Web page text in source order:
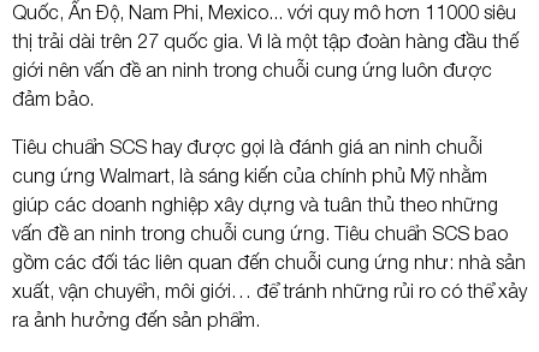
Quốc, Ấn Độ, Nam Phi, Mexico... với quy mô hơn 11000 siêu
thị trải dài trên 27 quốc gia. Vì là một tập đoàn hàng đầu thế
giới nên vấn đề an ninh trong chuỗi cung ứng luôn được
đảm bảo.
Tiêu chuẩn SCS hay được gọi là đánh giá an ninh chuỗi
cung ứng Walmart, là sáng kiến của chính phủ Mỹ nhằm
giúp các doanh nghiệp xây dựng và tuân thủ theo những
vấn đề an ninh trong chuỗi cung ứng. Tiêu chuẩn SCS bao
gồm các đối tác liên quan đến chuỗi cung ứng như: nhà sản
xuất, vận chuyển, môi giới… để tránh những rủi ro có thể xảy
ra ảnh hưởng đến sản phẩm.